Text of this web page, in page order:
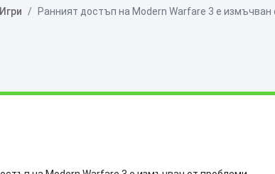
Игри Ранният достъп на Modern Warfare 3 е измъчван